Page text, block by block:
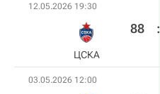
12.05.2026 19:30
ЦСКА
88 :
03.05.2026 12:00